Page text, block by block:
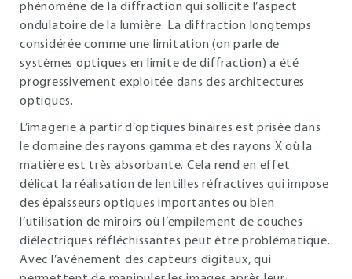
phénomène de la diffraction qui sollicite l’aspect
ondulatoire de la lumière. La diffraction longtemps
considérée comme une limitation (on parle de
systèmes optiques en limite de diffraction) a été
progressivement exploitée dans des architectures
optiques.
L’imagerie à partir d’optiques binaires est prisée dans
le domaine des rayons gamma et des rayons X où la
matière est très absorbante. Cela rend en effet
délicat la réalisation de lentilles réfractives qui impose
des épaisseurs optiques importantes ou bien
l’utilisation de miroirs où l’empilement de couches
diélectriques réfléchissantes peut être problématique.
Avec l’avènement des capteurs digitaux, qui